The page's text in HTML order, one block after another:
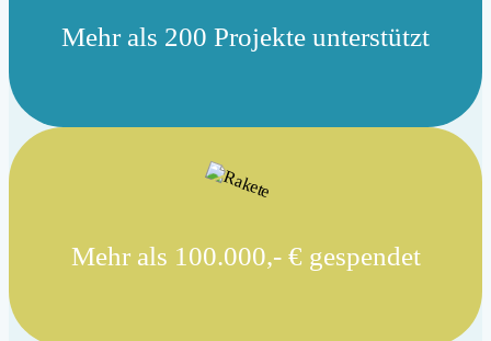
Mehr als 200 Projekte unterstützt
Mehr als 100.000,- € gespendet